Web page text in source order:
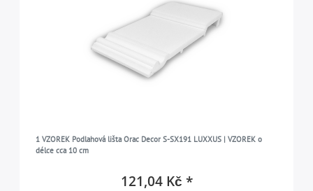
1 VZOREK Podlahová lišta Orac Decor S-SX191 LUXXUS | VZOREK o
délce cca 10 cm
121,04 Kč *